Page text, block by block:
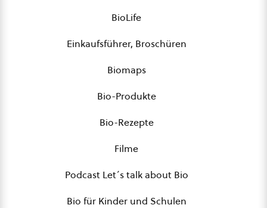
BioLife
Einkaufsführer, Broschüren
Biomaps
Bio-Produkte
Bio-Rezepte
Filme
Podcast Let´s talk about Bio
Bio für Kinder und Schulen